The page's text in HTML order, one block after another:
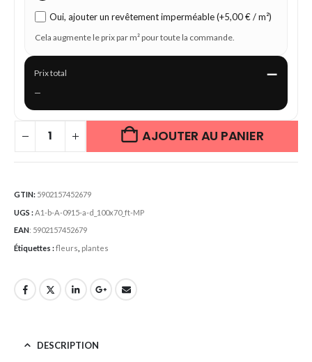
Oui, ajouter un revêtement imperméable (+5,00 € / m²)
Cela augmente le prix par m² pour toute la commande.
Prix total —
—
AJOUTER AU PANIER
GTIN: 5902157452679
UGS :A1-b-A-0915-a-d_100x70_ft-MP
EAN: 5902157452679
Étiquettes :fleurs plantes
DESCRIPTION